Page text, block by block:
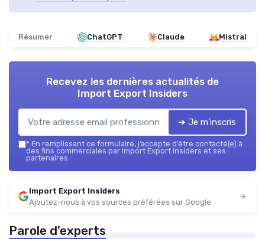
Résumer ChatGPT Claude Mistral
Recevez les dernières actualités de
Import Export Insiders
➔ Je m'inscris
* En remplissant ce formulaire, j’accepte d’être contacté(e) à
des fins commerciales par Import Export Insiders et ses
partenaires.
Import Export Insiders
Ajoutez-nous à vos sources préférées sur Google
Parole d'experts